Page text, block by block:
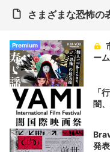
さまざまな恐怖の
Premium
ー
「
闇
発